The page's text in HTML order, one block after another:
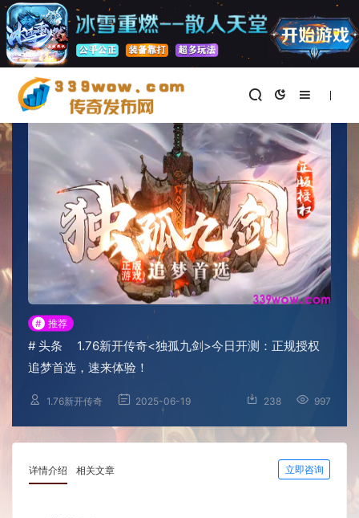
首页>
# 推荐
# 头条
1.76新开传奇<独孤九剑>今日开测：正规授权
追梦首选，速来体验！
1.76新开传奇 2025-06-19 238 997
详情介绍 相关文章 立即咨询